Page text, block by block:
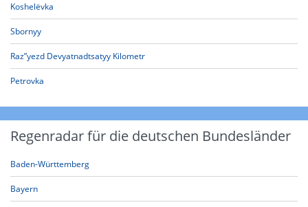
Koshelëvka
Sbornyy
Raz”yezd Devyatnadtsatyy Kilometr
Petrovka
Regenradar für die deutschen Bundesländer
Baden-Württemberg
Bayern